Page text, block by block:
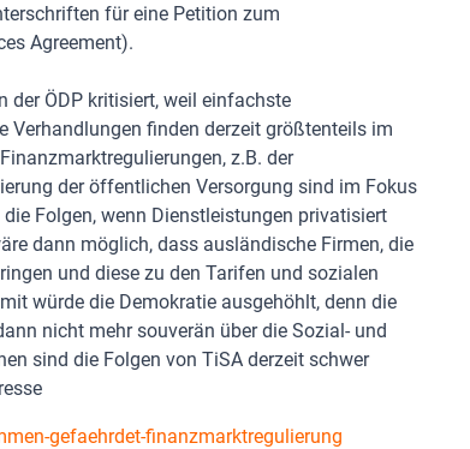
für eine Petition zum
Agreement).
der ÖDP kritisiert, weil einfachste
Verhandlungen finden derzeit größtenteils im
z.B. der
der öffentlichen Versorgung sind im Fokus
Folgen, wenn Dienstleistungen privatisiert
dann möglich, dass ausländische Firmen, die
und diese zu den Tarifen und sozialen
würde die Demokratie ausgehöhlt, denn die
nicht mehr souverän über die Sozial- und
sind die Folgen von TiSA derzeit schwer
gefaehrdet-finanzmarktregulierung